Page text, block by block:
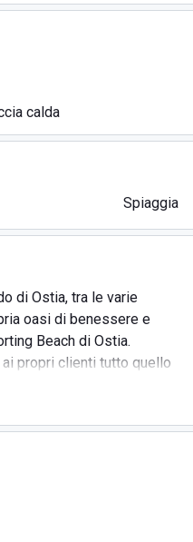
calda
Spiaggia
di Ostia, tra le varie
oasi di benessere e
Beach di Ostia.
propri clienti tutto quello
FI troverete tutto il
esperienza balneare.